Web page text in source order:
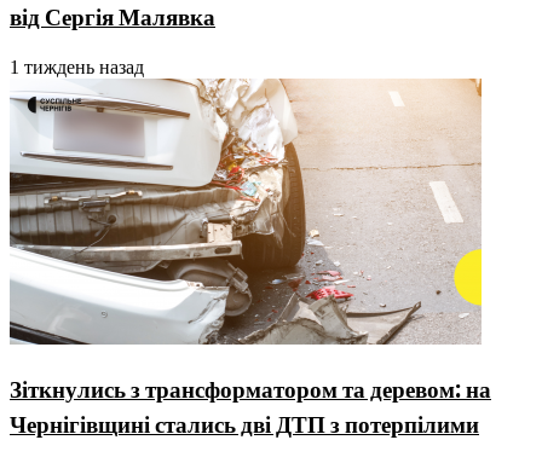
від Сергія Малявка
1 тиждень назад
Зіткнулись з трансформатором та деревом: на
Чернігівщині стались дві ДТП з потерпілими